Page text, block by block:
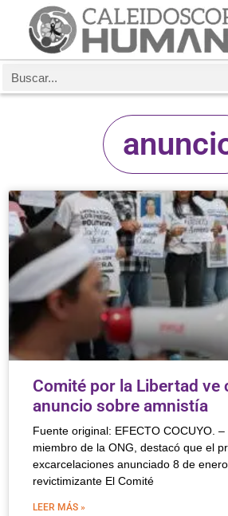
Comité por la Libertad ve
anuncio sobre amnistía
Fuente original: EFECTO COCUYO. –
miembro de la ONG, destacó que el
excarcelaciones anunciado 8 de
revictimizante El Comité
LEER MÁS »